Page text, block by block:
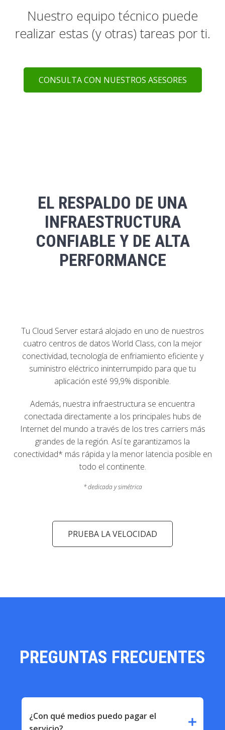
Nuestro equipo técnico puede
realizar estas (y otras) tareas por ti.
CONSULTA CON NUESTROS ASESORES
EL RESPALDO DE UNA
INFRAESTRUCTURA
CONFIABLE Y DE ALTA
PERFORMANCE
Tu Cloud Server estará alojado en uno de nuestros
cuatro centros de datos World Class, con la mejor
conectividad, tecnología de enfriamiento eficiente y
suministro eléctrico ininterrumpido para que tu
aplicación esté 99,9% disponible.
Además, nuestra infraestructura se encuentra
conectada directamente a los principales hubs de
Internet del mundo a través de los tres carriers más
grandes de la región. Así te garantizamos la
conectividad* más rápida y la menor latencia posible en
todo el continente.
* dedicada y simétrica
PRUEBA LA VELOCIDAD
PREGUNTAS FRECUENTES
¿Con qué medios puedo pagar el
add